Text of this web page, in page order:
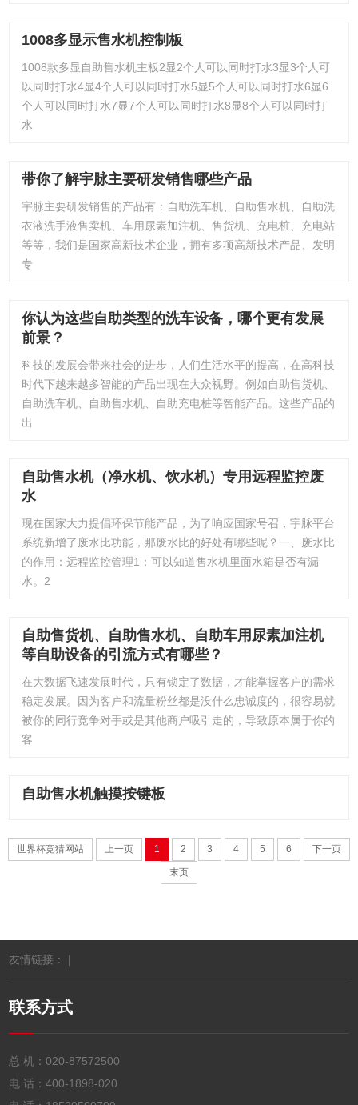
1008多显示售水机控制板
1008款多显自助售水机主板2显2个人可以同时打水3显3个人可
以同时打水4显4个人可以同时打水5显5个人可以同时打水6显6
个人可以同时打水7显7个人可以同时打水8显8个人可以同时打
水
带你了解宇脉主要研发销售哪些产品
宇脉主要研发销售的产品有：自助洗车机、自助售水机、自助洗
衣液洗手液售卖机、车用尿素加注机、售货机、充电桩、充电站
等等，我们是国家高新技术企业，拥有多项高新技术产品、发明
专
你认为这些自助类型的洗车设备，哪个更有发展
前景？
科技的发展会带来社会的进步，人们生活水平的提高，在高科技
时代下越来越多智能的产品出现在大众视野。例如自助售货机、
自助洗车机、自助售水机、自助充电桩等智能产品。这些产品的
出
自助售水机（净水机、饮水机）专用远程监控废
水
现在国家大力提倡环保节能产品，为了响应国家号召，宇脉平台
系统新增了废水比功能，那废水比的好处有哪些呢？一、废水比
的作用：远程监控管理1：可以知道售水机里面水箱是否有漏
水。2
自助售货机、自助售水机、自助车用尿素加注机
等自助设备的引流方式有哪些？
在大数据飞速发展时代，只有锁定了数据，才能掌握客户的需求
稳定发展。因为客户和流量粉丝都是没什么忠诚度的，很容易就
被你的同行竞争对手或是其他商户吸引走的，导致原本属于你的
客
自助售水机触摸按键板
世界杯竞猜网站 上一页 1 2 3 4 5 6 下一页
末页
友情链接： |
联系方式
总 机：020-87572500
电 话：400-1898-020